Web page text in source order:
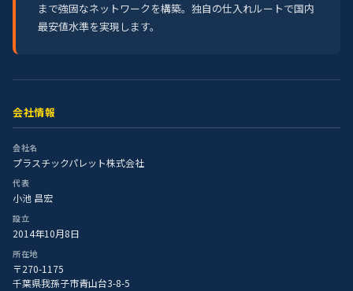
まで強固なネットワークを構築。独自の仕入れルートで国内
最安値水準を実現します。
会社情報
会社名
プラスチックパレット株式会社
代表
小池 昌宏
設立
2014年10月8日
所在地
〒270-1175
千葉県我孫子市青山台3-8-5